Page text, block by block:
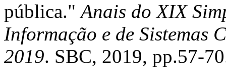
pública."Anais do XIX
Informação e de Sistemas
2019. SBC, 2019, pp.57-